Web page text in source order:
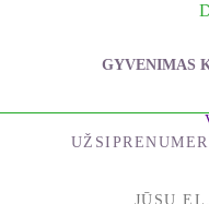
GYVENIMAS